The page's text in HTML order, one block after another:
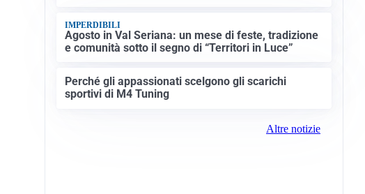
IMPERDIBILI
Agosto in Val Seriana: un mese di feste, tradizione
e comunità sotto il segno di “Territori in Luce”
Perché gli appassionati scelgono gli scarichi
sportivi di M4 Tuning
Altre notizie